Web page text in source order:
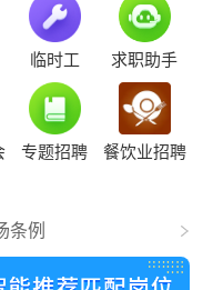
临时工 求职助手
专题招聘 餐饮业招聘
聘工作人员（含参
公告
条例
清市第二批吸纳重点
名单的公示
业劳动保障守法诚信